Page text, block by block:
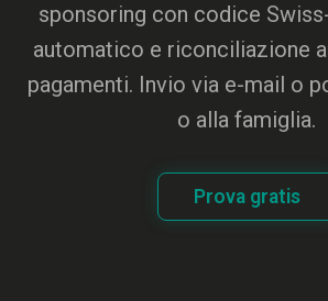
sponsoring con codice
automatico e riconciliazione
pagamenti. Invio via e-mail o
o alla famiglia.
Prova gratis